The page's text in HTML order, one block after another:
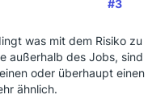
#3
was mit dem Risiko zu
außerhalb des Jobs, sind
oder überhaupt einen
ähnlich.